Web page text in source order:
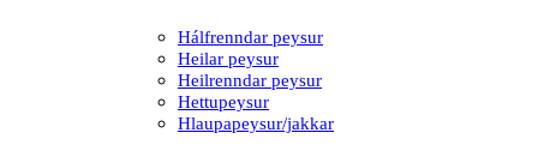
Hálfrenndar peysur
Heilar peysur
Heilrenndar peysur
Hettupeysur
Hlaupapeysur/jakkar